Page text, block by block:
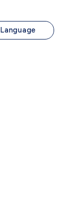
Language